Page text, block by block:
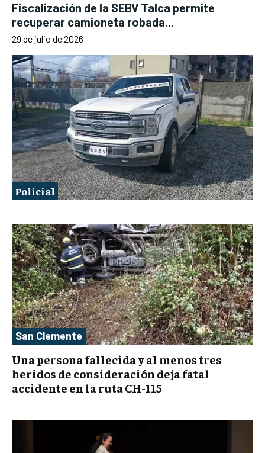
Fiscalización de la SEBV Talca permite
recuperar camioneta robada...
29 de julio de 2026
Policial
San Clemente
Una persona fallecida y al menos tres
heridos de consideración deja fatal
accidente en la ruta CH-115